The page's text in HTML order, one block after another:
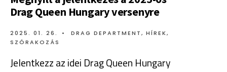
Drag Queen Hungary versenyre
2025. 01. 26. • DRAG DEPARTMENT, HÍREK,
SZÓRAKOZÁS
Jelentkezz az idei Drag Queen Hungary